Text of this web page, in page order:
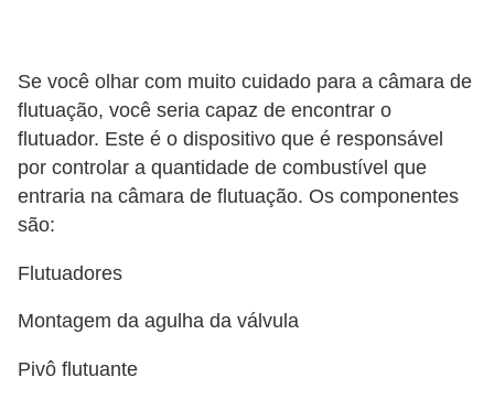
Se você olhar com muito cuidado para a câmara de
flutuação, você seria capaz de encontrar o
flutuador. Este é o dispositivo que é responsável
por controlar a quantidade de combustível que
entraria na câmara de flutuação. Os componentes
são:
Flutuadores
Montagem da agulha da válvula
Pivô flutuante
t
o
m
o
t
v
a